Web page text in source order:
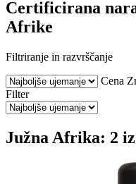
Certificirana
Afrike
Filtriranje in razvrščanje
Cena
Filter
Južna Afrika: 2